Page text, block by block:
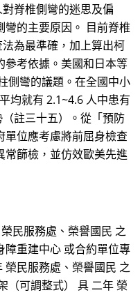
對脊椎側彎的迷思及偏
彎的主要原因。 目前脊椎
為最準確，加上算出柯
參考依據。美國和日本等
側彎的議題。在全國中小
均就有 2.1~4.6 人中患有
註三十五）。從「預防
單位應考慮將前屈身檢查
常篩檢，並仿效歐美先進
民服務處、榮譽國民 之
障重建中心 或合約單位專
榮民服務處、榮譽國民 之
（可調整式） 具 二年 榮